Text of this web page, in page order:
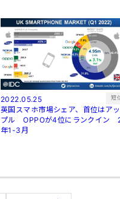
2022.05.25 短
英国スマホ市場シェア、首位はアッ
プル OPPOが4位にランクイン
年1-3月